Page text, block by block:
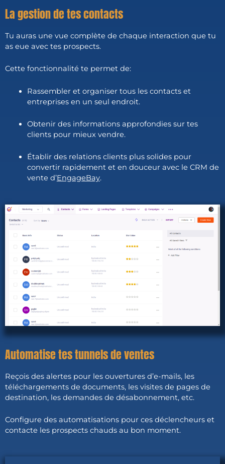
La gestion de tes contacts
Tu auras une vue complète de chaque interaction que tu
as eue avec tes prospects.
Cette fonctionnalité te permet de:
Rassembler et organiser tous les contacts et
entreprises en un seul endroit.
Obtenir des informations approfondies sur tes
clients pour mieux vendre.
Établir des relations clients plus solides pour
convertir rapidement et en douceur avec le CRM de
vente d’EngageBay.
Automatise tes tunnels de ventes
Reçois des alertes pour les ouvertures d’e-mails, les
téléchargements de documents, les visites de pages de
destination, les demandes de désabonnement, etc.
Configure des automatisations pour ces déclencheurs et
contacte les prospects chauds au bon moment.